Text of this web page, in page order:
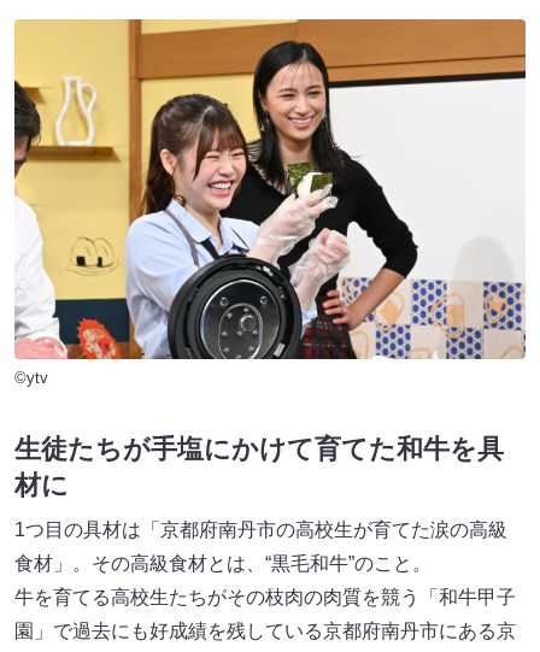
©ytv
生徒たちが手塩にかけて育てた和牛を具
材に
1つ目の具材は「京都府南丹市の高校生が育てた涙の高級
食材」。その高級食材とは、“黒毛和牛”のこと。
牛を育てる高校生たちがその枝肉の肉質を競う「和牛甲子
園」で過去にも好成績を残している京都府南丹市にある京